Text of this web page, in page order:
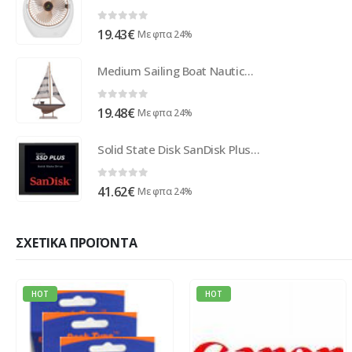
0 out of 5
19.43€ Με φπα 24%
Medium Sailing Boat Nautical Decoration
0 out of 5
19.48€ Με φπα 24%
Solid State Disk SanDisk Plus 240GB SDSSDA-240G-G26
0out of 5
41.62€ Με φπα 24%
ΣΧΕΤΙΚΆ ΠΡΟΪΌΝΤΑ
HOT HOT